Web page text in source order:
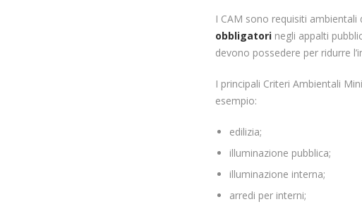
I CAM sono requisiti ambientali
obbligatori negli appalti
devono possedere per ridurre
I principali Criteri Ambientali
esempio:
edilizia;
illuminazione pubblica;
illuminazione interna;
arredi per interni;